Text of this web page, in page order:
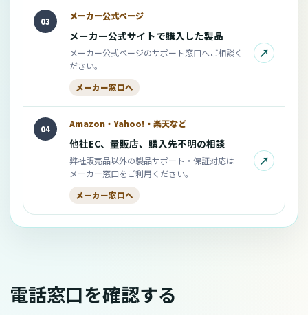
03 メーカー公式ページ
メーカー公式サイトで購入した製品
メーカー公式ページのサポート窓口へご相談く
ださい。
↗
メーカー窓口へ
04 Amazon・Yahoo!・楽天など
他社EC、量販店、購入先不明の相談
弊社販売品以外の製品サポート・保証対応は
メーカー窓口をご利用ください。
↗
メーカー窓口へ
電話窓口を確認する